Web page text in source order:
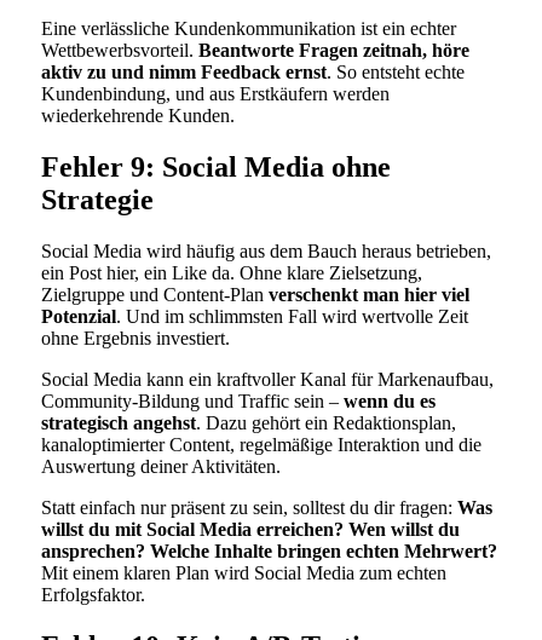
Eine verlässliche Kundenkommunikation ist ein echter
Wettbewerbsvorteil. Beantworte Fragen zeitnah, höre
aktiv zu und nimm Feedback ernst. So entsteht echte
Kundenbindung, und aus Erstkäufern werden
wiederkehrende Kunden.
Fehler 9: Social Media ohne
Strategie
Social Media wird häufig aus dem Bauch heraus betrieben,
ein Post hier, ein Like da. Ohne klare Zielsetzung,
Zielgruppe und Content-Plan verschenkt man hier viel
Potenzial. Und im schlimmsten Fall wird wertvolle Zeit
ohne Ergebnis investiert.
Social Media kann ein kraftvoller Kanal für Markenaufbau,
Community-Bildung und Traffic sein – wenn du es
strategisch angehst. Dazu gehört ein Redaktionsplan,
kanaloptimierter Content, regelmäßige Interaktion und die
Auswertung deiner Aktivitäten.
Statt einfach nur präsent zu sein, solltest du dir fragen: Was
willst du mit Social Media erreichen? Wen willst du
ansprechen? Welche Inhalte bringen echten Mehrwert?
Mit einem klaren Plan wird Social Media zum echten
Erfolgsfaktor.